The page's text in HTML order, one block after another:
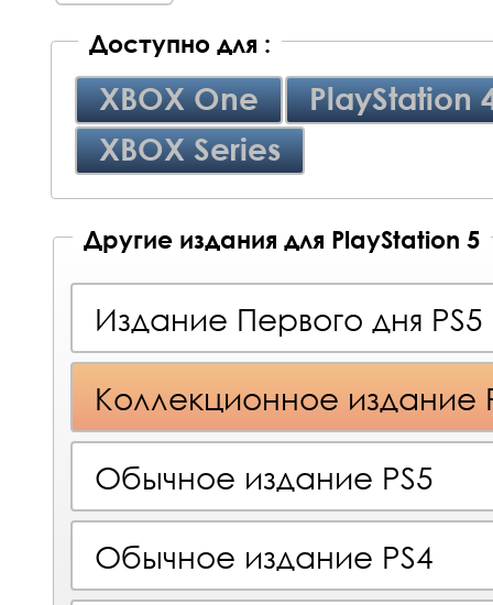
Доступно для :
XBOX One
PlayStation
XBOX Series
Другие издания для PlayStation 5
Издание Первого дня PS5
Коллекционное издание
Обычное издание PS5
Обычное издание PS4